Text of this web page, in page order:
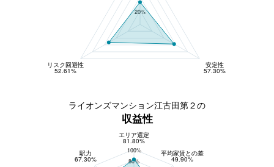
リスク回避性
52.61%
安定性
57.30%
20%
ライオンズマンション江古田第２の
収益性
100%
エリア選定
81.80%
駅力
67.30%
平均家賃との差
49.90%
80%